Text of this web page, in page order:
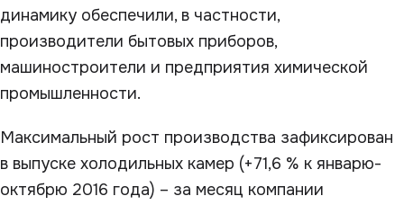
динамику обеспечили, в частности,
производители бытовых приборов,
машиностроители и предприятия химической
промышленности.
Максимальный рост производства зафиксирован
в выпуске холодильных камер (+71,6 % к январю-
октябрю 2016 года) – за месяц компании